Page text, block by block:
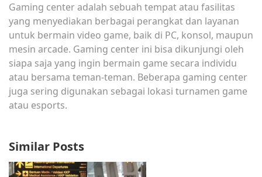
Gaming center adalah sebuah tempat atau fasilitas
yang menyediakan berbagai perangkat dan layanan
untuk bermain video game, baik di PC, konsol, maupun
mesin arcade. Gaming center ini bisa dikunjungi oleh
siapa saja yang ingin bermain game secara individu
atau bersama teman-teman. Beberapa gaming center
juga sering digunakan sebagai lokasi turnamen game
atau esports.
Similar Posts